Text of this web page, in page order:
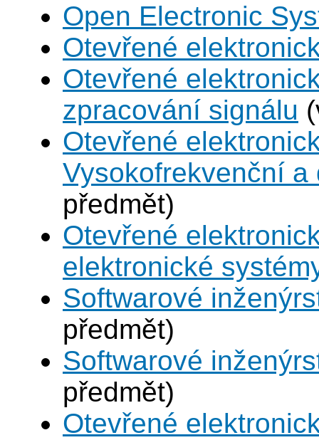
Open Electronic
Otevřené
Otevřené
zpracování signálu
Otevřené
Vysokofrekvenční
předmět)
Otevřené
elektronické
Softwarové
předmět)
Softwarové
předmět)
Otevřené